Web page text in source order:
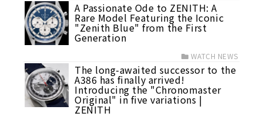
A Passionate Ode to ZENITH: A
Rare Model Featuring the Iconic
"Zenith Blue" from the First
Generation
WATCH NEWS
The long-awaited successor to the
A386 has finally arrived!
Introducing the "Chronomaster
Original" in five variations |
ZENITH